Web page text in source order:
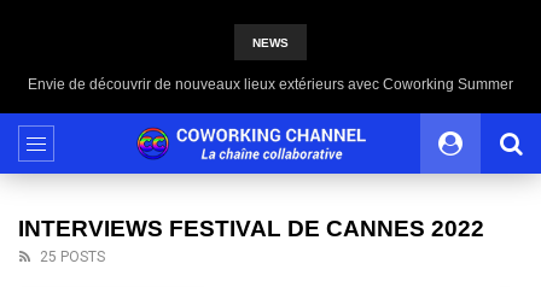
NEWS
Envie de découvrir de nouveaux lieux extérieurs avec Coworking Summer
INTERVIEWS FESTIVAL DE CANNES 2022
25 POSTS